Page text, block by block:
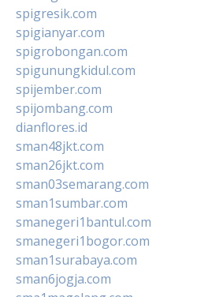
spigresik.com
spigianyar.com
spigrobongan.com
spigunungkidul.com
spijember.com
spijombang.com
dianflores.id
sman48jkt.com
sman26jkt.com
sman03semarang.com
sman1sumbar.com
smanegeri1bantul.com
smanegeri1bogor.com
sman1surabaya.com
sman6jogja.com